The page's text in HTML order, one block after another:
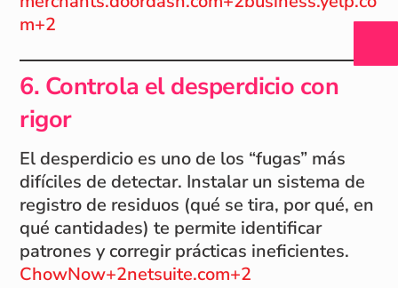
m+2
6. Controla el desperdicio con
rigor
El desperdicio es uno de los “fugas” más
difíciles de detectar. Instalar un sistema de
registro de residuos (qué se tira, por qué, en
qué cantidades) te permite identificar
patrones y corregir prácticas ineficientes.
ChowNow+2netsuite.com+2